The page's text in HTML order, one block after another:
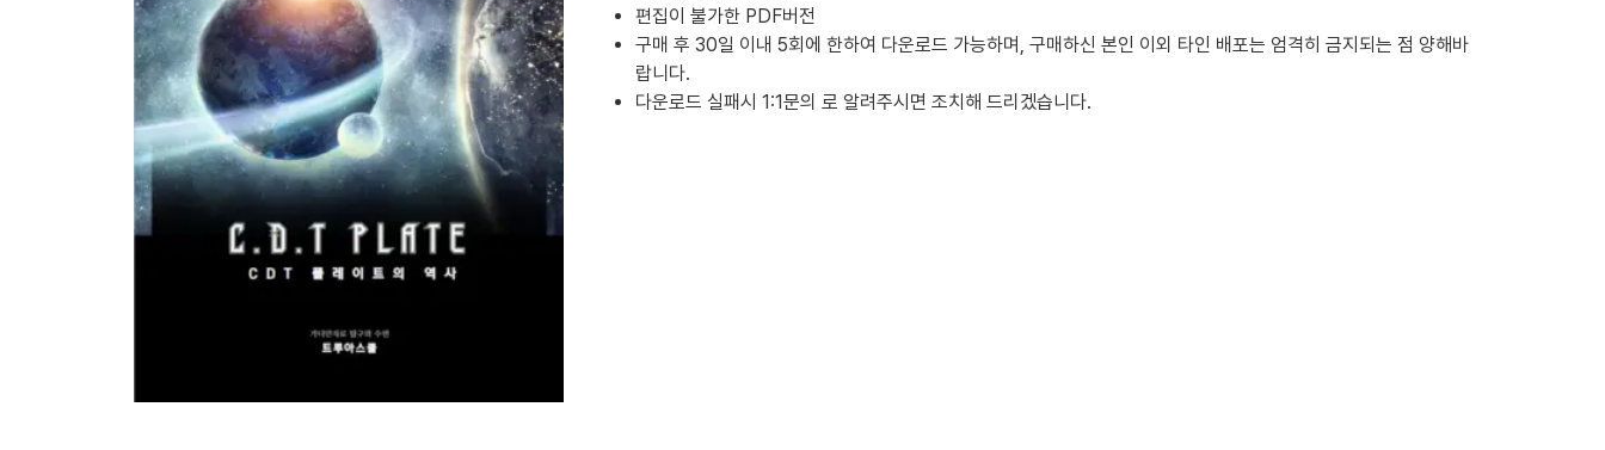
편집이 불가한 PDF버전
구매 후 30일 이내 5회에 한하여 다운로드 가능하며, 구매하신 본인 이외 타인 배포는 엄격히 금지되는 점 양해바
랍니다.
다운로드 실패시 1:1문의 로 알려주시면 조치해 드리겠습니다.